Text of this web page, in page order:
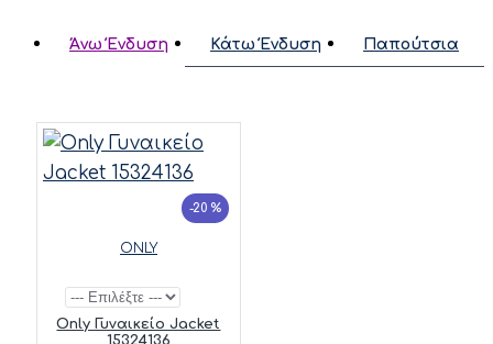
Άνω Ένδυση Κάτω Ένδυση Παπούτσια
-20 %
ONLY
Only Γυναικείο Jacket
15324136